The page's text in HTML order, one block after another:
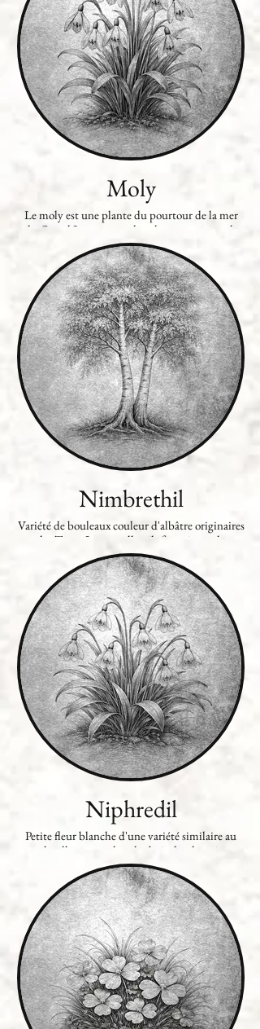
Moly
Le moly est une plante du pourtour de la mer
du Grand Lac entrant dans la composition de
potions permettant de briser les effets des
ensorcellements. Il ressemble beaucoup au
perce-neige.
Nimbrethil
Variété de bouleaux couleur d'albâtre originaires
des Terres Immortelles, ils fournissent la
majorité du bois de travail du pays ; ainsi, les
navires de la flotte royale lui doivent leur
couleur blanche caractéristique. On trouve
également quelques représentants de cette
espèce en Exenterre, importés depuis l'ouest il y
a bien longtemps.
Niphredil
Petite fleur blanche d'une variété similaire au
moly, elle pousse dans les bois des domaines
elfiques.